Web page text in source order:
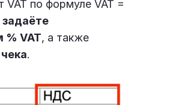
по формуле VAT =
% VAT, а также
.